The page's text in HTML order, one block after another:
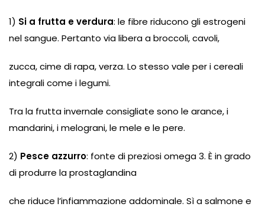
1) Si a frutta e verdura: le fibre riducono gli estrogeni
nel sangue. Pertanto via libera a broccoli, cavoli,
zucca, cime di rapa, verza. Lo stesso vale per i cereali
integrali come i legumi.
Tra la frutta invernale consigliate sono le arance, i
mandarini, i melograni, le mele e le pere.
2) Pesce azzurro: fonte di preziosi omega 3. È in grado
di produrre la prostaglandina
che riduce l’infiammazione addominale. Sì a salmone e